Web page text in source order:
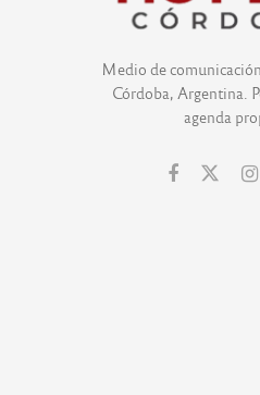
Medio de
Córdoba, Argentina.
agenda